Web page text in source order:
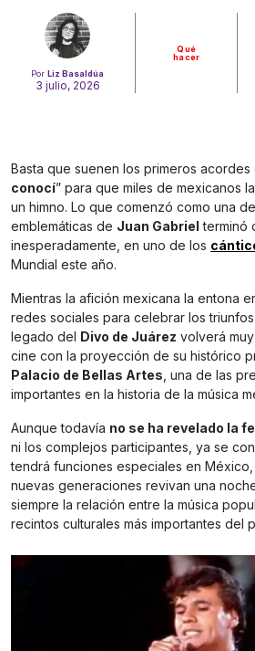
Por Liz Basaldúa
3 julio, 2026
Qué
hacer
Basta que suenen los primeros acordes
conocí” para que miles de mexicanos
un himno. Lo que comenzó como una
emblemáticas de Juan Gabriel terminó
inesperadamente, en uno de los
Mundial este año.
Mientras la afición mexicana la entona
redes sociales para celebrar los
legado del
Divo de Juárez volverá
cine con la proyección de su histórico
Palacio de Bellas Artes, una de las
importantes en la historia de la música
Aunque todavía no se ha revelado la
ni los complejos participantes, ya se
tendrá funciones especiales en
nuevas generaciones revivan una
siempre la relación entre la música
recintos culturales más importantes del